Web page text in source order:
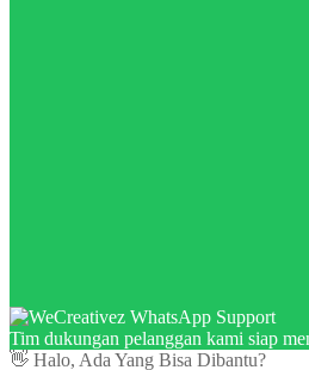
Tim dukungan pelanggan kami siap
👋 Halo, Ada Yang Bisa Dibantu?